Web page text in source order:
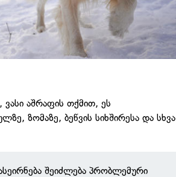
აშრაფის თქმით, ეს
ზომაზე, ბეწვის სიხშირესა და სხვა
შეიძლება პრობლემური